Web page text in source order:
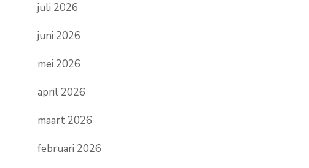
juli 2026
juni 2026
mei 2026
april 2026
maart 2026
februari 2026